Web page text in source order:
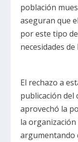
población
aseguran que
por este tipo
necesidades de
El rechazo a
publicación del
aprovechó la
la
argumentando